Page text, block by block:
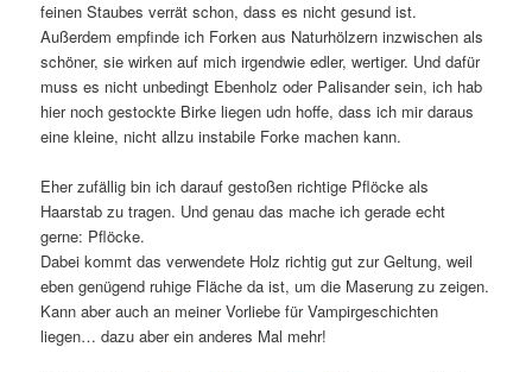
feinen Staubes verrät schon, dass es nicht gesund ist.
Außerdem empfinde ich Forken aus Naturhölzern inzwischen als
schöner, sie wirken auf mich irgendwie edler, wertiger. Und dafür
muss es nicht unbedingt Ebenholz oder Palisander sein, ich hab
hier noch gestockte Birke liegen udn hoffe, dass ich mir daraus
eine kleine, nicht allzu instabile Forke machen kann.
Eher zufällig bin ich darauf gestoßen richtige Pflöcke als
Haarstab zu tragen. Und genau das mache ich gerade echt
gerne: Pflöcke.
Dabei kommt das verwendete Holz richtig gut zur Geltung, weil
eben genügend ruhige Fläche da ist, um die Maserung zu zeigen.
Kann aber auch an meiner Vorliebe für Vampirgeschichten
liegen… dazu aber ein anderes Mal mehr!